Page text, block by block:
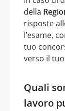
della
risposte
l’esame,
tuo
verso il
Quali
lavoro